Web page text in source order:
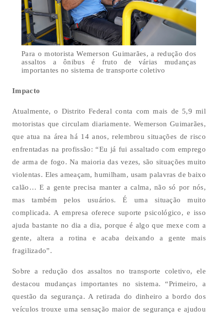
Para o motorista Wemerson Guimarães, a redução dos
assaltos a ônibus é fruto de várias mudanças
importantes no sistema de transporte coletivo
Impacto
Atualmente, o Distrito Federal conta com mais de 5,9 mil
motoristas que circulam diariamente. Wemerson Guimarães,
que atua na área há 14 anos, relembrou situações de risco
enfrentadas na profissão: “Eu já fui assaltado com emprego
de arma de fogo. Na maioria das vezes, são situações muito
violentas. Eles ameaçam, humilham, usam palavras de baixo
calão… E a gente precisa manter a calma, não só por nós,
mas também pelos usuários. É uma situação muito
complicada. A empresa oferece suporte psicológico, e isso
ajuda bastante no dia a dia, porque é algo que mexe com a
gente, altera a rotina e acaba deixando a gente mais
fragilizado”.
Sobre a redução dos assaltos no transporte coletivo, ele
destacou mudanças importantes no sistema. “Primeiro, a
questão da segurança. A retirada do dinheiro a bordo dos
veículos trouxe uma sensação maior de segurança e ajudou